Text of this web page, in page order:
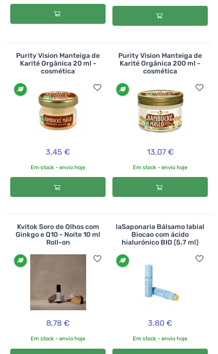
Purity Vision Manteiga de
Karité Orgânica 20 ml -
cosmética
3,45 €
Em stock - envio hoje
Purity Vision Manteiga de
Karité Orgânica 200 ml -
cosmética
13,07 €
Em stock - envio hoje
Kvitok Soro de Olhos com
Ginkgo e Q10 - Noite 10 ml
Roll-on
8,78 €
Em stock - envio hoje
laSaponaria Bálsamo labial
Biocao com ácido
hialurónico BIO (5,7 ml)
3,80 €
Em stock - envio hoje